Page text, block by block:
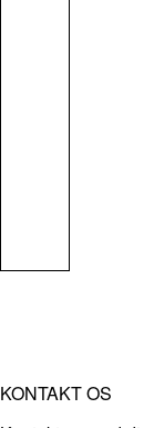
KONTAKT OS